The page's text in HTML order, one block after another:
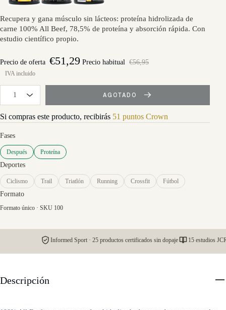
Recupera y gana músculo sin lácteos: proteína hidrolizada de
carne 100% All Beef, 78,5% de proteína y absorción rápida. Con
estudio científico propio.
Precio de oferta €51,29 Precio habitual €56,95
AGOTADO
Si compras este producto, recibirás 51 puntos Crown
Fases
Después Proteína
Deportes
Ciclismo Trail Triatlón Running Crossfit Fútbol
Formato
Formato único · SKU 100
Informed Sport · 25 productos certificados sin dopaje 15 estudios
Descripción